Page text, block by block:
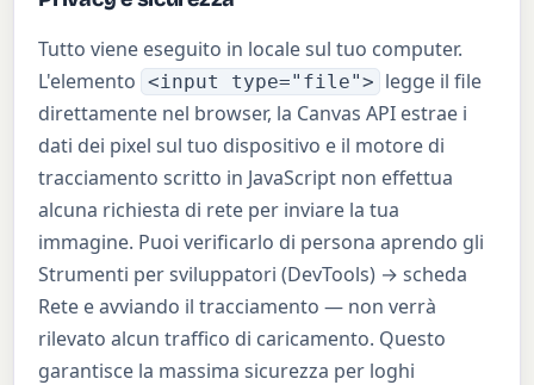
Tutto viene eseguito in locale sul tuo computer.
L'elemento <input type="file"> legge il file
direttamente nel browser, la Canvas API estrae i
dati dei pixel sul tuo dispositivo e il motore di
tracciamento scritto in JavaScript non effettua
alcuna richiesta di rete per inviare la tua
immagine. Puoi verificarlo di persona aprendo gli
Strumenti per sviluppatori (DevTools) → scheda
Rete e avviando il tracciamento — non verrà
rilevato alcun traffico di caricamento. Questo
garantisce la massima sicurezza per loghi